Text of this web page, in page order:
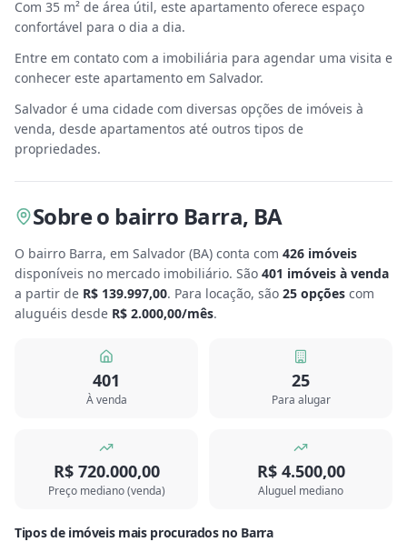
Com 35 m² de área útil, este apartamento oferece espaço
confortável para o dia a dia.
Entre em contato com a imobiliária para agendar uma visita e
conhecer este apartamento em Salvador.
Salvador é uma cidade com diversas opções de imóveis à
venda, desde apartamentos até outros tipos de
propriedades.
Sobreo bairro Barra, BA
O bairro Barra, em Salvador (BA) conta com 426 imóveis
disponíveis no mercado imobiliário. São 401 imóveis à venda
a partir de R$ 139.997,00. Para locação, são 25 opções com
aluguéis desde R$ 2.000,00/mês.
401
À venda
25
Para alugar
R$ 720.000,00
Preço mediano (venda)
R$ 4.500,00
Aluguel mediano
Tipos de imóveis mais procurados no Barra